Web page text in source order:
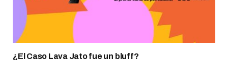
¿El Caso Lava Jato fue un bluff?